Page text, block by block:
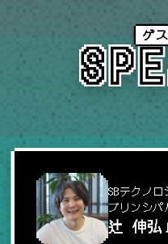
ゲ
SBテクノ
プリンシパ
辻 伸弘